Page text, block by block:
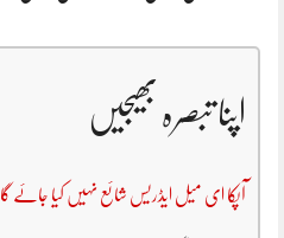
اپنا تبصرہ بھیجیں
آپکا ای میل ایڈریس شائع نہیں کیا جائے گا